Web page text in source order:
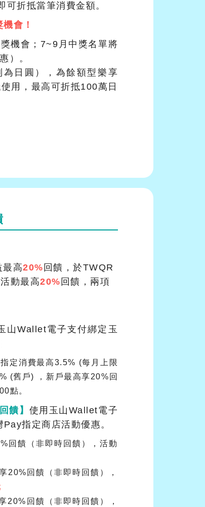
折抵當筆消費金額。
會！
機會；7~9月中獎名單將
）。
日圓），為餘額型樂享
用，最高可折抵100萬日
高20% 回饋，於TWQR
動最高20% 回饋，兩項
山Wallet電子支付綁定玉
定消費最高3.5% (每月上限
(舊戶) ，新戶最高享20%回
點。
回饋】 使用玉山Wallet電子
指定商店活動優惠。
回饋（非即時回饋），活動
20%回饋（非即時回饋），
20%回饋（非即時回饋），